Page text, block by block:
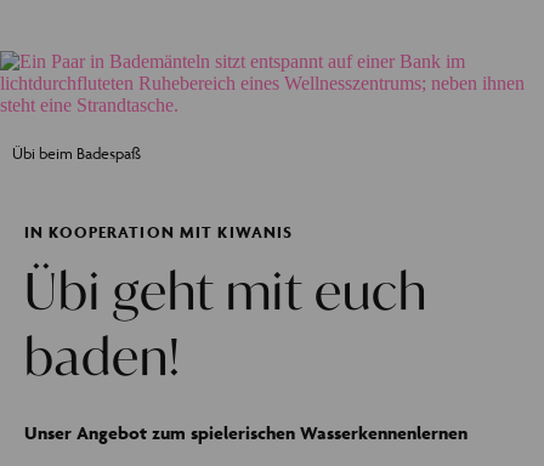
Übi beim Badespaß
IN KOOPERATION MIT KIWANIS
Übi geht mit euch
baden!
Unser Angebot zum spielerischen Wasserkennenlernen